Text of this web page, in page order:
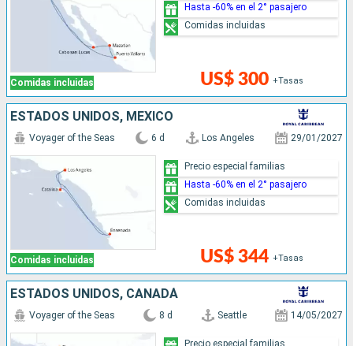
Comidas incluidas US$ 300 +Tasas
Hasta -60% en el 2° pasajero
Comidas incluidas
ESTADOS UNIDOS, MÉXICO
Comidas incluidas
Voyager of the Seas 6 d Los Angeles 29/01/2027
US$ 344 +Tasas
Precio especial familias
Hasta -60% en el 2° pasajero
Comidas incluidas
ESTADOS UNIDOS, CANADÁ
Voyager of the Seas 8 d Seattle 14/05/2027
Precio especial familias